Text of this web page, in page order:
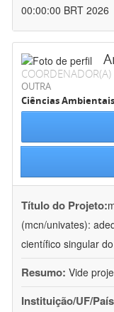
00:00:00 BRT 2026
COORDENADOR(A)
OUTRA
Ciências Ambientais
Título do Projeto:
(mcn/univates):
científico singular
Resumo: Vide
Instituição/UF/